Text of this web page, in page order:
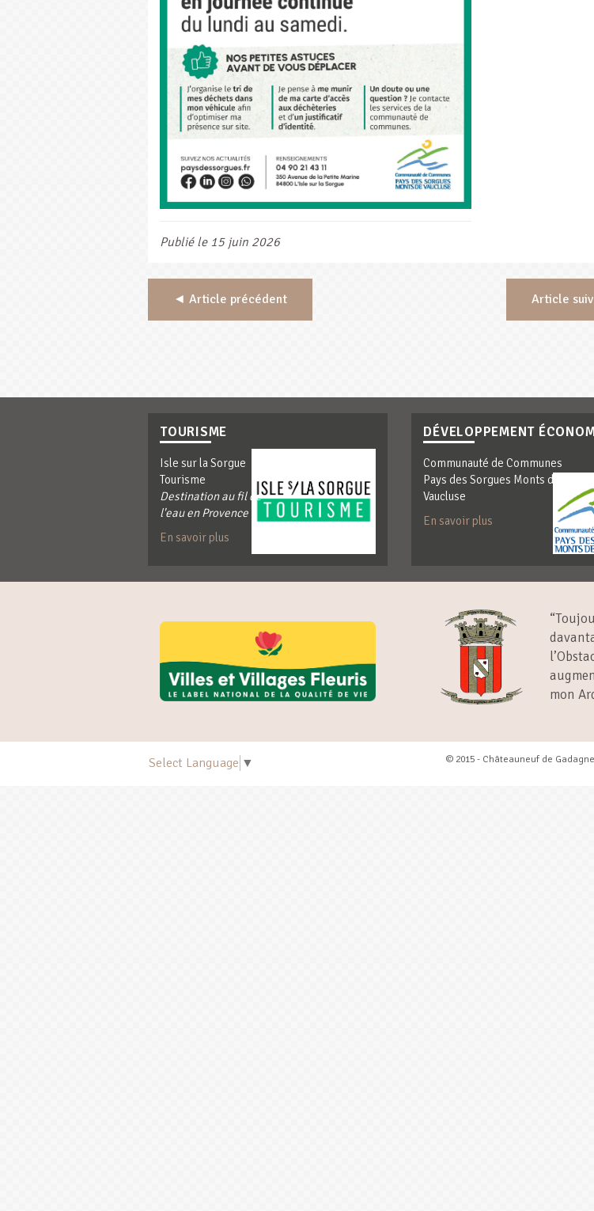
Publié le 15 juin 2026
◄ Article précédent Article
TOURISME
Isle sur la Sorgue
Tourisme
Destination au fil de
l'eau en Provence
En savoir plus
DÉVELOPPEMENT
Communauté de Communes
Pays des Sorgues Monts de
Vaucluse
En savoir plus
mon
Select Language ▼ © 2015 - Châteauneuf de